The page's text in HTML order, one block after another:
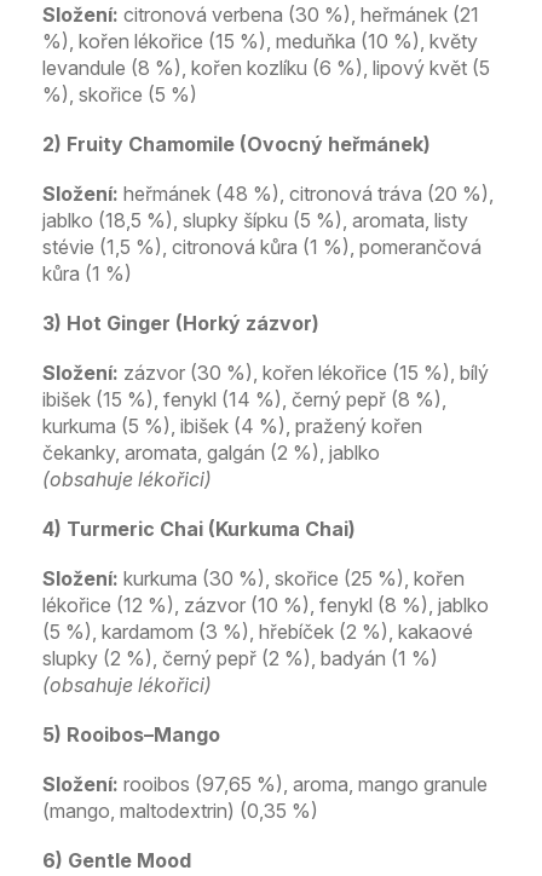
Složení: citronová verbena (30 %), heřmánek (21
%), kořen lékořice (15 %), meduňka (10 %), květy
levandule (8 %), kořen kozlíku (6 %), lipový květ (5
%), skořice (5 %)
2) Fruity Chamomile (Ovocný heřmánek)
Složení: heřmánek (48 %), citronová tráva (20 %),
jablko (18,5 %), slupky šípku (5 %), aromata, listy
stévie (1,5 %), citronová kůra (1 %), pomerančová
kůra (1 %)
3) Hot Ginger (Horký zázvor)
Složení: zázvor (30 %), kořen lékořice (15 %), bílý
ibišek (15 %), fenykl (14 %), černý pepř (8 %),
kurkuma (5 %), ibišek (4 %), pražený kořen
čekanky, aromata, galgán (2 %), jablko
(obsahuje lékořici)
4) Turmeric Chai (Kurkuma Chai)
Složení: kurkuma (30 %), skořice (25 %), kořen
lékořice (12 %), zázvor (10 %), fenykl (8 %), jablko
(5 %), kardamom (3 %), hřebíček (2 %), kakaové
slupky (2 %), černý pepř (2 %), badyán (1 %)
(obsahuje lékořici)
5) Rooibos–Mango
Složení: rooibos (97,65 %), aroma, mango granule
(mango, maltodextrin) (0,35 %)
6) Gentle Mood